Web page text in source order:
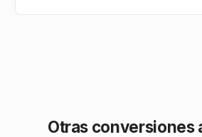
Otras conversiones